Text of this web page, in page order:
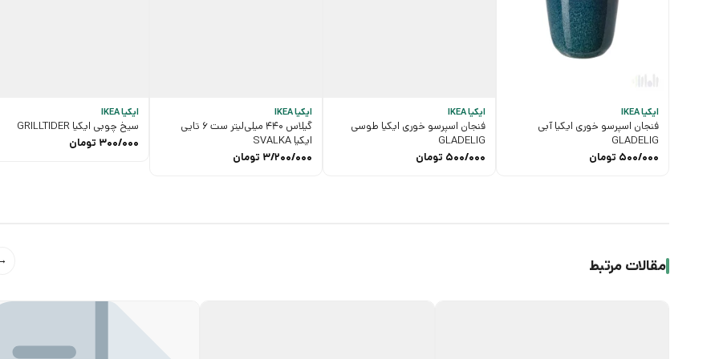
ایکیا IKEA
فنجان اسپرسو خوری ایکیا آبی
GLADELIG
500/000 تومان
ایکیا IKEA
فنجان اسپرسو خوری ایکیا طوسی
GLADELIG
500/000 تومان
ایکیا IKEA
گیلاس 440 میلی‌لیتر ست 6 تایی
ایکیا SVALKA
3/200/000 تومان
ایکیا IKEA
سیخ چوبی ایکیا GRILLTIDER
300/000 تومان
مقالات مرتبط